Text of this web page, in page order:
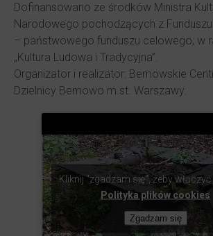
Dofinansowano ze środków Ministra
Narodowego pochodzących z
– państwowego funduszu celowego, w
„Kultura Ludowa i Tradycyjna”.
Organizator i realizator: Bemowskie
Dzielnicy Bemowo m.st. Warszawy.
Kliknij "zgadzam się", żeby
Polityka plików cookies
Zgadzam się